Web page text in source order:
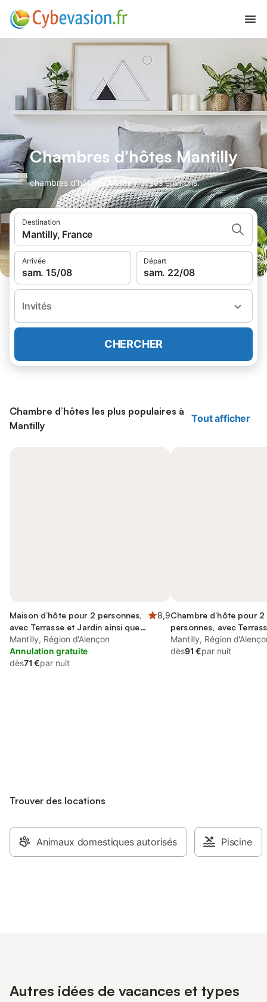
Chambres d'hôtes Mantilly
chambres d'hôtes à Mantilly et ses environs.
Destination
Mantilly, France
Arrivée
sam. 15/08
Départ
sam. 22/08
Invités
CHERCHER
Chambre d’hôtes les plus populaires à
Mantilly
Tout afficher
Maison d’hôte pour 2 personnes,
avec Terrasse et Jardin ainsi que
Piscine et Vue
8,9
Mantilly, Région d'Alençon
Annulation gratuite
dès71 €par nuit
Chambre d’hôte pour 2
personnes, avec
que Jardin et Vue
Mantilly, Région
dès91 €par nuit
Trouver des locations
Animaux domestiques autorisés Piscine
Autres idées de vacances et types